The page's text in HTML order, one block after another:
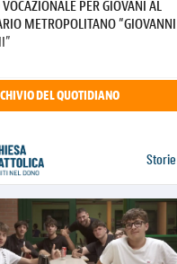
08.08.2026
Marcinelle, 70 anni dopo istituita la
Giornata europea per le vittime sul
lavoro
Arabia Saudita, Turchia e Pakistan
stringono una nuova alleanza
militare in Medio Oriente